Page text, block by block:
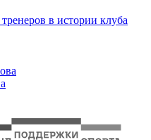
в истории клуба